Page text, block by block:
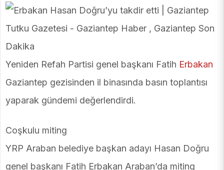
Yeniden Refah Partisi genel başkanı Fatih Erbakan
Gaziantep gezisinden il binasında basın toplantısı
yaparak gündemi değerlendirdi.
Coşkulu miting
YRP Araban belediye başkan adayı Hasan Doğru
genel başkanı Fatih Erbakan Araban’da miting